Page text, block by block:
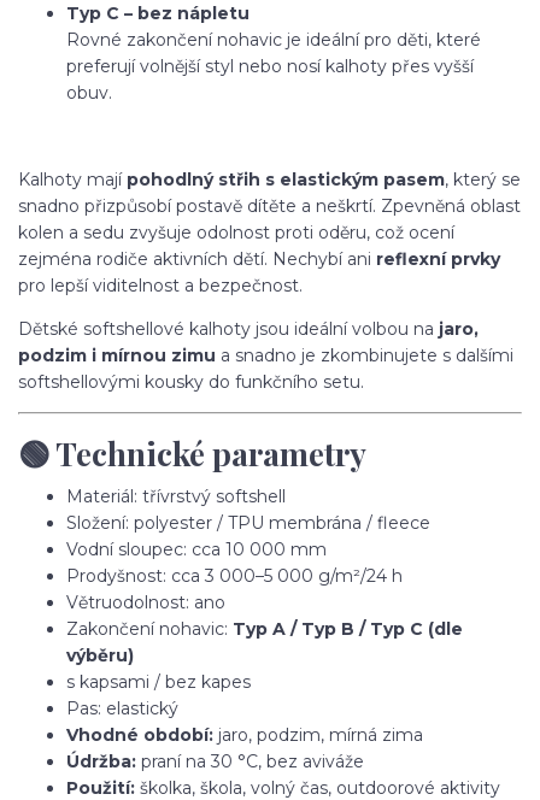
Typ C – bez nápletu
Rovné zakončení nohavic je ideální pro děti, které
preferují volnější styl nebo nosí kalhoty přes vyšší
obuv.
Kalhoty mají pohodlný střih s elastickým pasem, který se
snadno přizpůsobí postavě dítěte a neškrtí. Zpevněná oblast
kolen a sedu zvyšuje odolnost proti oděru, což ocení
zejména rodiče aktivních dětí. Nechybí ani reflexní prvky
pro lepší viditelnost a bezpečnost.
Dětské softshellové kalhoty jsou ideální volbou na jaro,
podzim i mírnou zimu a snadno je zkombinujete s dalšími
softshellovými kousky do funkčního setu.
🟢 Technické parametry
Materiál: třívrstvý softshell
Složení: polyester / TPU membrána / fleece
Vodní sloupec: cca 10 000 mm
Prodyšnost: cca 3 000–5 000 g/m²/24 h
Větruodolnost: ano
Zakončení nohavic: Typ A / Typ B / Typ C (dle
výběru)
s kapsami / bez kapes
Pas: elastický
Vhodné období: jaro, podzim, mírná zima
Údržba: praní na 30 °C, bez aviváže
Použití: školka, škola, volný čas, outdoorové aktivity